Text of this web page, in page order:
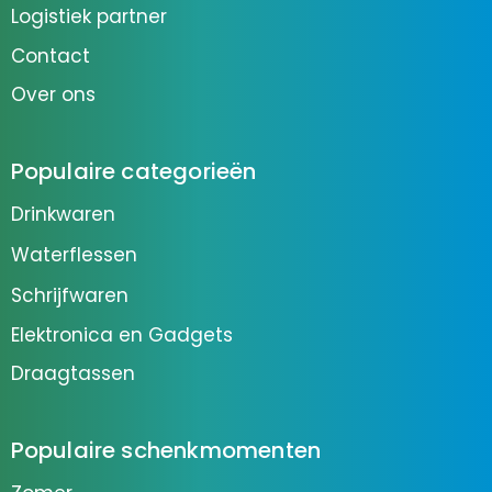
Logistiek partner
Contact
Over ons
Populaire categorieën
Drinkwaren
Waterflessen
Schrijfwaren
Elektronica en Gadgets
Draagtassen
Populaire schenkmomenten